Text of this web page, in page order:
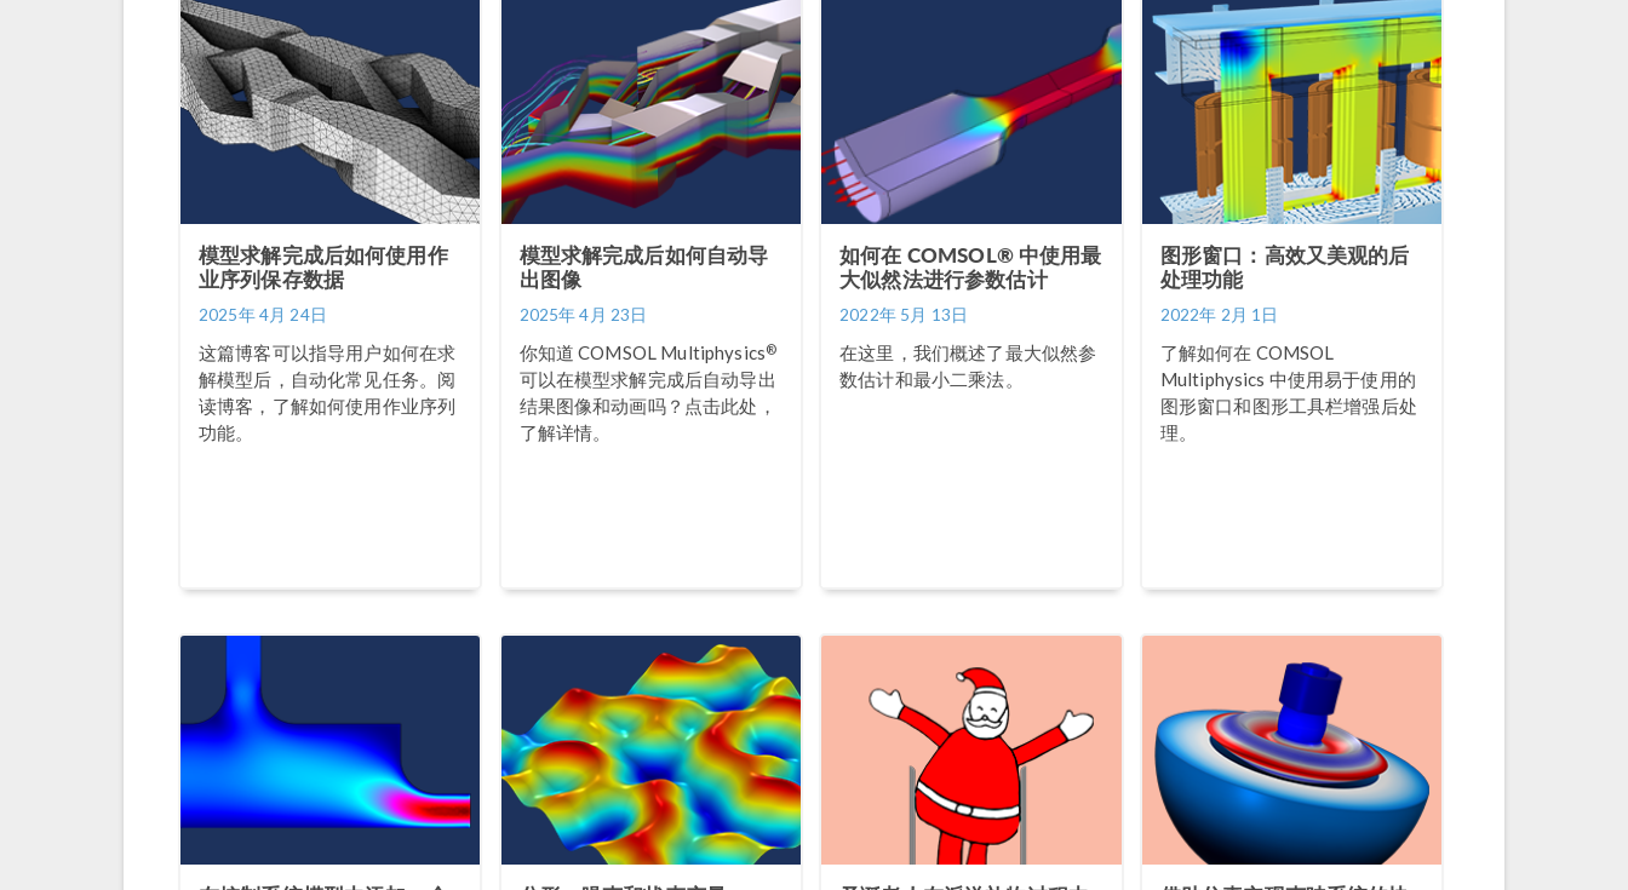
模型求解完成后如何使用作
业序列保存数据
2025年 4月 24日
这篇博客可以指导用户如何在求
解模型后，自动化常见任务。阅
读博客，了解如何使用作业序列
功能。
模型求解完成后如何自动导
出图像
2025年 4月 23日
你知道 COMSOL Multiphysics®
可以在模型求解完成后自动导出
结果图像和动画吗？点击此处，
了解详情。
如何在 COMSOL® 中使用最
大似然法进行参数估计
2022年 5月 13日
在这里，我们概述了最大似然参
数估计和最小二乘法。
图形窗口：高效又美观的后
处理功能
2022年 2月 1日
了解如何在 COMSOL
Multiphysics 中使用易于使用的
图形窗口和图形工具栏增强后处
理。